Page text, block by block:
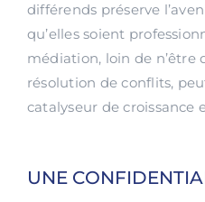
différends préserve
qu’elles soient
médiation, loin de n’être
résolution de conflits,
catalyseur de croissance
UNE